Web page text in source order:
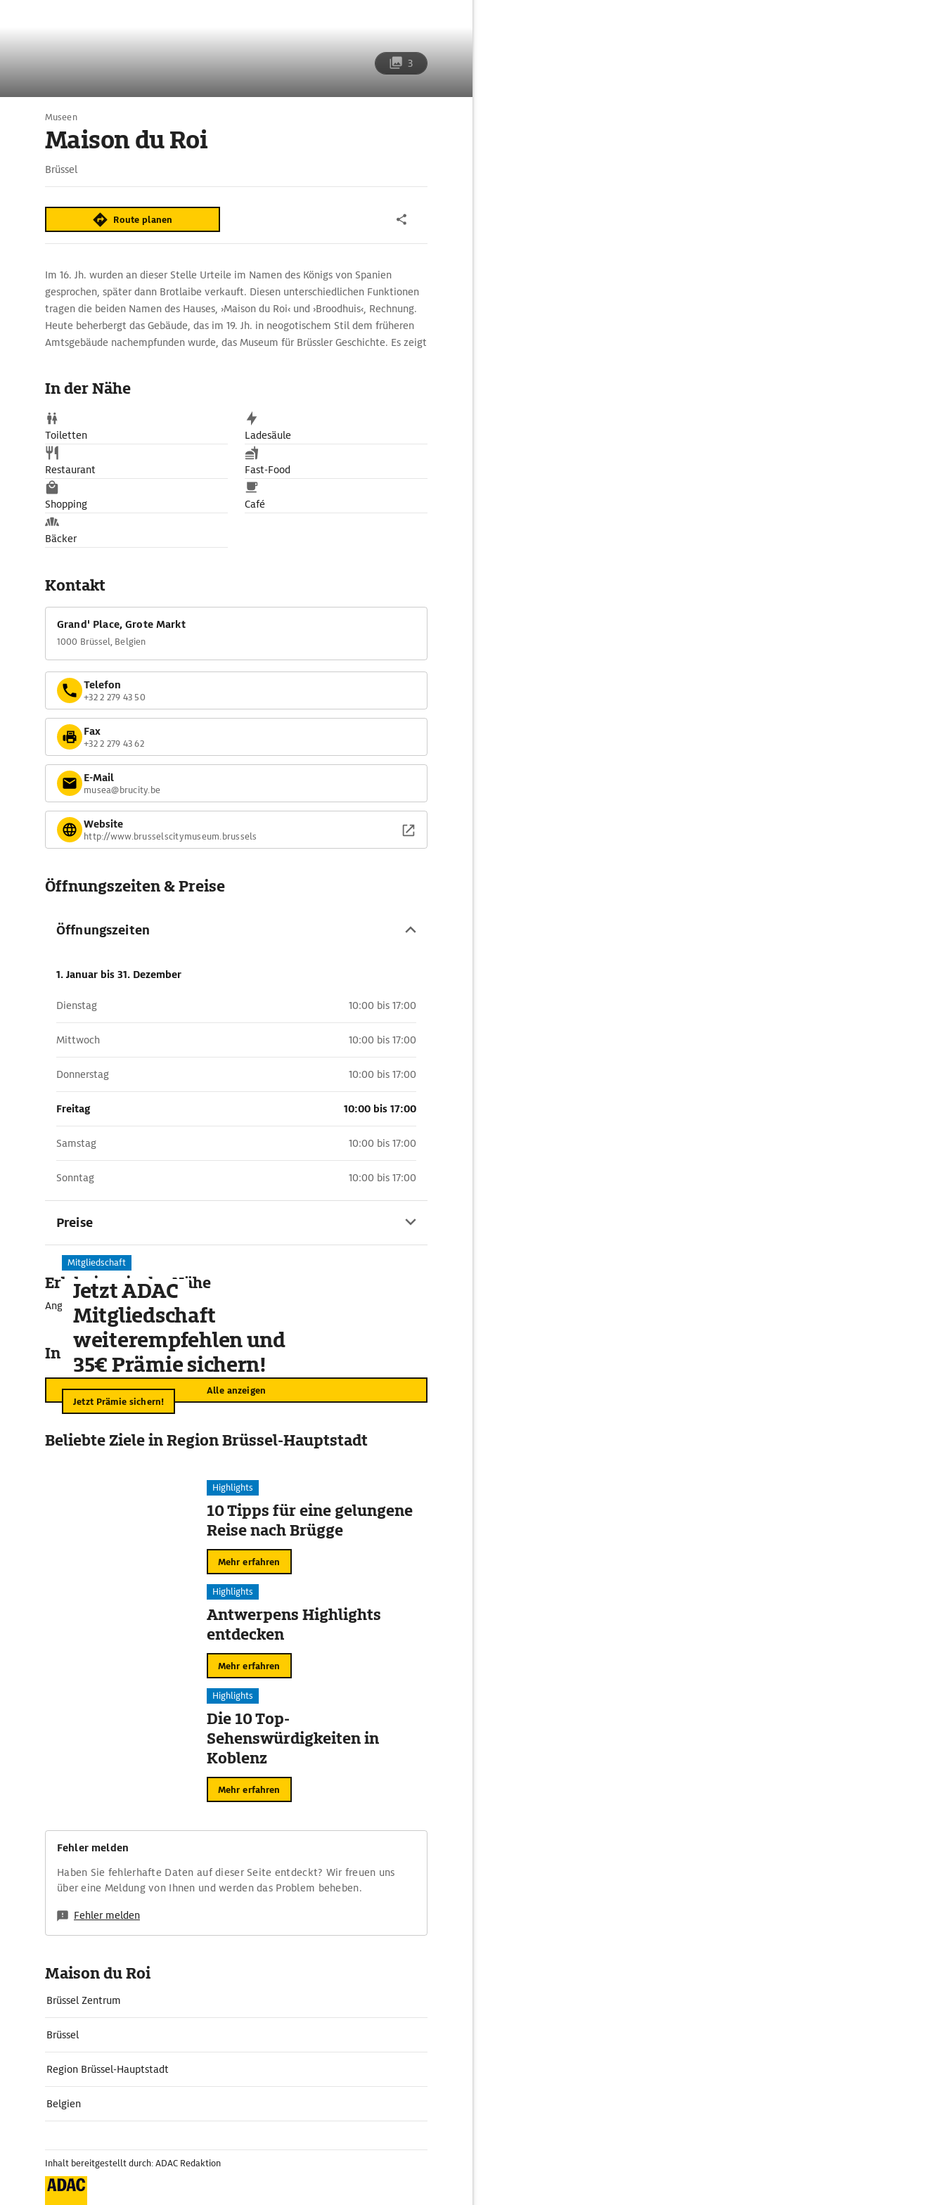
3
Museen
Maison du Roi
Brüssel
Route planen
Im 16. Jh. wurden an dieser Stelle Urteile im Namen des Königs von Spanien
gesprochen, später dann Brotlaibe verkauft. Diesen unterschiedlichen Funktionen
tragen die beiden Namen des Hauses, ›Maison du Roi‹ und ›Broodhuis‹, Rechnung.
Heute beherbergt das Gebäude, das im 19. Jh. in neogotischem Stil dem früheren
Amtsgebäude nachempfunden wurde, das Museum für Brüssler Geschichte. Es zeigt
In der Nähe
Toiletten Ladesäule
Restaurant Fast-Food
Shopping Café
Bäcker
Kontakt
Grand' Place, Grote Markt
1000 Brüssel, Belgien
Telefon
+32 2 279 43 50
Fax
+32 2 279 43 62
E-Mail
musea@brucity.be
Website
http://www.brusselscitymuseum.brussels
Öffnungszeiten & Preise
Öffnungszeiten
1. Januar bis 31. Dezember
Dienstag 10:00 bis 17:00
Mittwoch 10:00 bis 17:00
Donnerstag 10:00 bis 17:00
Freitag 10:00 bis 17:00
Samstag 10:00 bis 17:00
Sonntag 10:00 bis 17:00
Preise
Erlebnisse in der Nähe
Angebote für unvergessliche Momente
In der Umgebung
Alle anzeigen
Mitgliedschaft
Jetzt ADAC
Mitgliedschaft
weiterempfehlen und
35€ Prämie sichern!
Jetzt Prämie sichern!
Beliebte Ziele in Region Brüssel-Hauptstadt
Highlights
10 Tipps für eine gelungene
Reise nach Brügge
Mehr erfahren
Highlights
Antwerpens Highlights
entdecken
Mehr erfahren
Highlights
Die 10 Top-
Sehenswürdigkeiten in
Koblenz
Mehr erfahren
Fehler melden
Haben Sie fehlerhafte Daten auf dieser Seite entdeckt? Wir freuen uns
über eine Meldung von Ihnen und werden das Problem beheben.
Fehler melden
Maison du Roi
Brüssel Zentrum
Brüssel
Region Brüssel-Hauptstadt
Belgien
Inhalt bereitgestellt durch: ADAC Redaktion